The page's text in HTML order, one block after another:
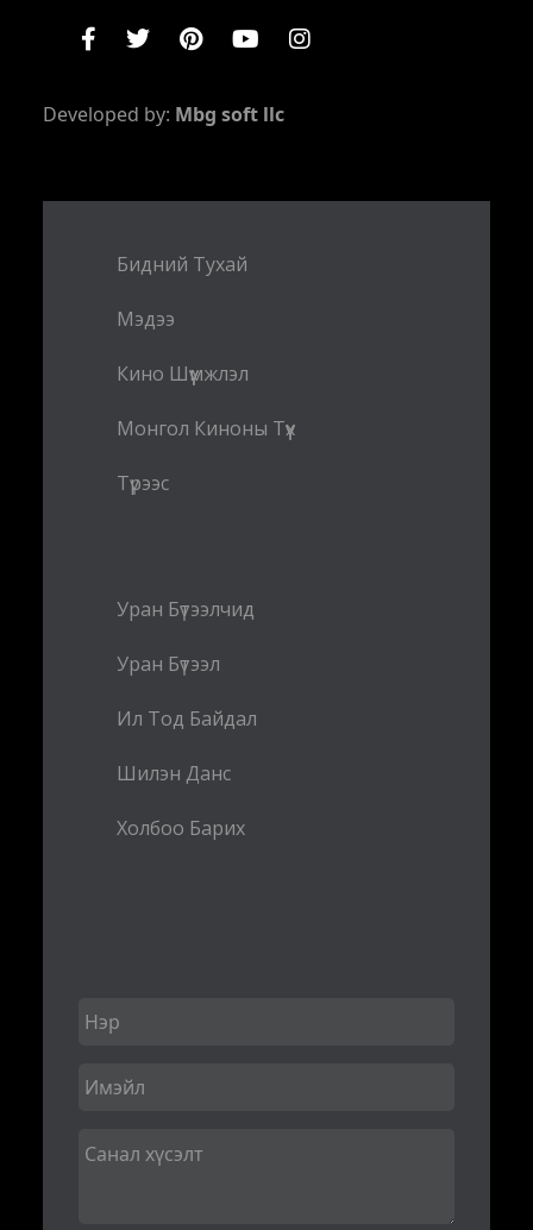
Developed by: Mbg soft llc
Бидний Тухай
Мэдээ
Кино Шүүмжлэл
Монгол Киноны Түүх
Түрээс
Уран Бүтээлчид
Уран Бүтээл
Ил Тод Байдал
Шилэн Данс
Холбоо Барих